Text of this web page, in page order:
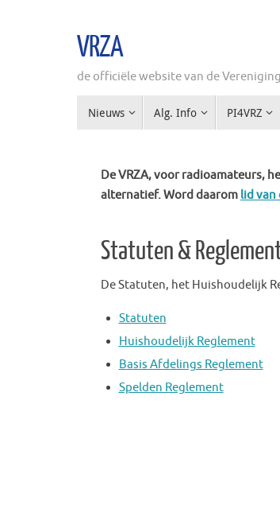
VRZA
de officiële website van de
naarNieuws Alg. Info PI4VRZ
De VRZA, voor radioamateurs,
alternatief. Word daarom lid van
Statuten &
De Statuten, het Huishoudelijk
Statuten
Huishoudelijk Reglement
Basis Afdelings Reglement
Spelden Reglement